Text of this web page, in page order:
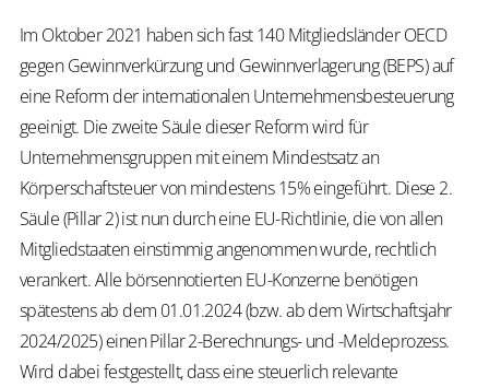
Im Oktober 2021 haben sich fast 140 Mitgliedsländer OECD
gegen Gewinnverkürzung und Gewinnverlagerung (BEPS) auf
eine Reform der internationalen Unternehmensbesteuerung
geeinigt. Die zweite Säule dieser Reform wird für
Unternehmensgruppen mit einem Mindestsatz an
Körperschaftsteuer von mindestens 15% eingeführt. Diese 2.
Säule (Pillar 2) ist nun durch eine EU-Richtlinie, die von allen
Mitgliedstaaten einstimmig angenommen wurde, rechtlich
verankert. Alle börsennotierten EU-Konzerne benötigen
spätestens ab dem 01.01.2024 (bzw. ab dem Wirtschaftsjahr
2024/2025) einen Pillar 2-Berechnungs- und -Meldeprozess.
Wird dabei festgestellt, dass eine steuerlich relevante